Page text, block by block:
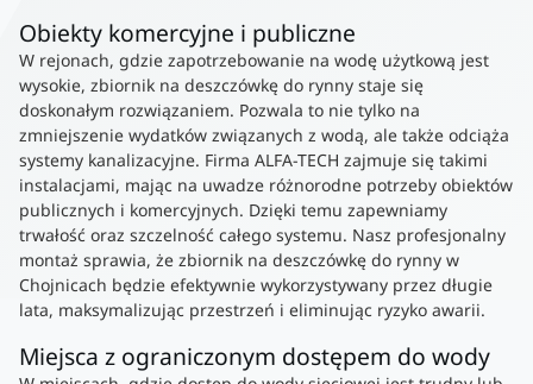
Obiekty komercyjne i publiczne
W rejonach, gdzie zapotrzebowanie na wodę użytkową jest
wysokie, zbiornik na deszczówkę do rynny staje się
doskonałym rozwiązaniem. Pozwala to nie tylko na
zmniejszenie wydatków związanych z wodą, ale także odciąża
systemy kanalizacyjne. Firma ALFA-TECH zajmuje się takimi
instalacjami, mając na uwadze różnorodne potrzeby obiektów
publicznych i komercyjnych. Dzięki temu zapewniamy
trwałość oraz szczelność całego systemu. Nasz profesjonalny
montaż sprawia, że zbiornik na deszczówkę do rynny w
Chojnicach będzie efektywnie wykorzystywany przez długie
lata, maksymalizując przestrzeń i eliminując ryzyko awarii.
Miejsca z ograniczonym dostępem do wody